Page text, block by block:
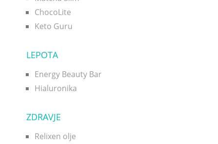
ChocoLite
Keto Guru
LEPOTA
Energy Beauty Bar
Hialuronika
ZDRAVJE
Relixen olje